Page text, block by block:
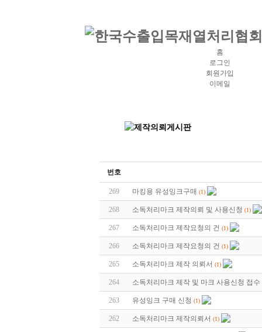
홈
로그인
회원가입
이메일
번호
269 마킹용 유성잉크구매 (1)
268 소독처리마크 제작의뢰 및 사용신청 (1)
267 소독처리마크 제작요청의 건 (1)
266 소독처리마크 제작요청의 건 (1)
265 소독처리마크 제작 의뢰서 (1)
264 소독처리마크 제작 및 마크 사용신청 접
263 유성잉크 구매 신청 (1)
262 소독처리마크 제작의뢰서 (1)